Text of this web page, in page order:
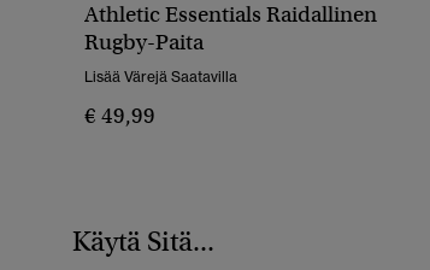
Athletic Essentials Raidallinen
Rugby-Paita
Lisää Värejä Saatavilla
€ 49,99
Käytä Sitä...